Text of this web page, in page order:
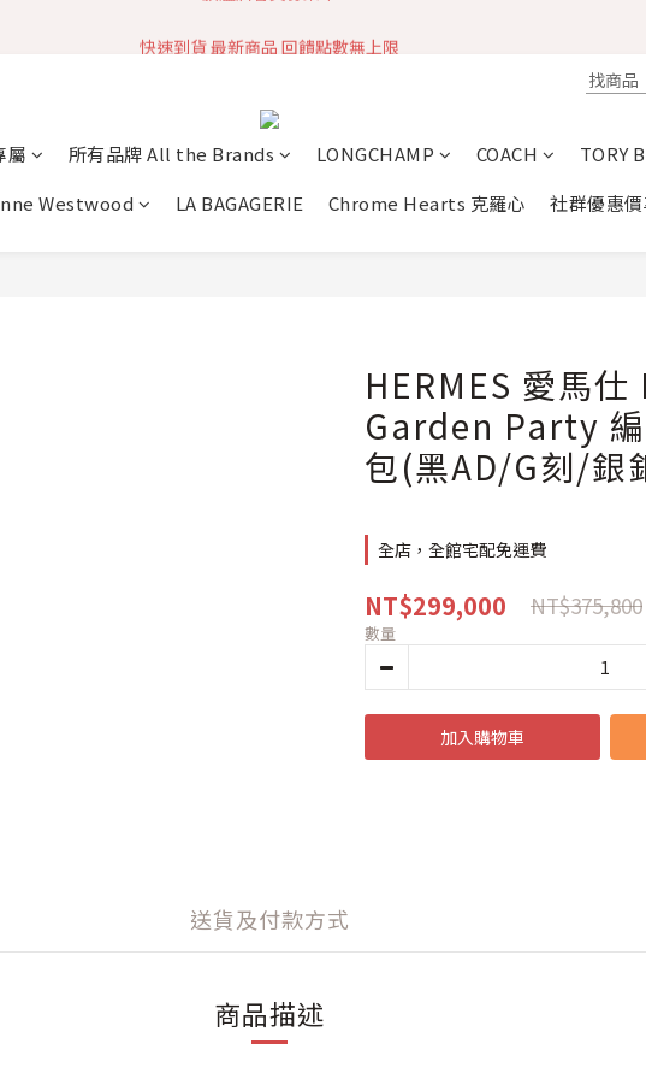
屬 所有品牌 All the Brands LONGCHAMP COACH
TORY
Westwood
LA BAGAGERIE Chrome Hearts 克羅心 社群優惠
HERMES 愛馬仕
Garden Party
包(黑AD/G刻/銀
全店，全館宅配免運費
NT$299,000 NT$375,800
數量
加入購物車
送貨及付款方式
商品描述